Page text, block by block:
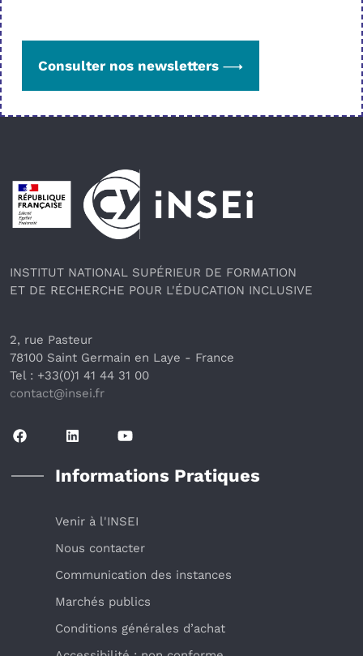
Consulter nos newsletters
Pied de page
INSTITUT NATIONAL SUPÉRIEUR DE FORMATION
ET DE RECHERCHE POUR L'ÉDUCATION INCLUSIVE
2, rue Pasteur
78100 Saint Germain en Laye - France
Tel : +33(0)1 41 44 31 00
contact@insei.fr
Informations Pratiques
Venir à l'INSEI
Nous contacter
Communication des instances
Marchés publics
Conditions générales d’achat